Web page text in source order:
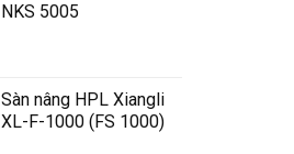
NKS 5005
Sàn nâng HPL Xiangli
XL-F-1000 (FS 1000)